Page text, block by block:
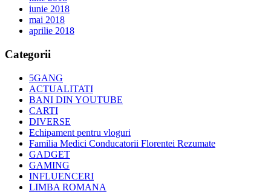
iunie 2018
mai 2018
aprilie 2018
Categorii
5GANG
ACTUALITATI
BANI DIN YOUTUBE
CARTI
DIVERSE
Echipament pentru vloguri
Familia Medici Conducatorii Florentei Rezumate
GADGET
GAMING
INFLUENCERI
LIMBA ROMANA